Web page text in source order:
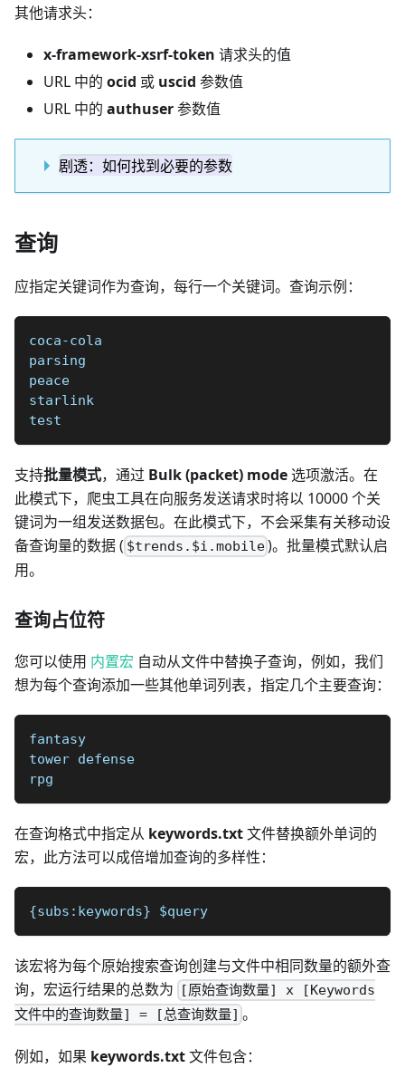
其他请求头：
x-framework-xsrf-token 请求头的值
URL 中的 ocid 或 uscid 参数值
URL 中的 authuser参数值
剧透：如何找到必要的参数
查询
应指定关键词作为查询，每行一个关键词。查询示例：
coca-cola
parsing
peace
starlink
test
支持批量模式，通过 Bulk (packet) mode选项激活。在
此模式下，爬虫工具在向服务发送请求时将以 10000 个关
键词为一组发送数据包。在此模式下，不会采集有关移动设
备查询量的数据 ( $trends.$i.mobile)。批量模式默认启
用。
查询占位符
您可以使用 内置宏 自动从文件中替换子查询，例如，我们
想为每个查询添加一些其他单词列表，指定几个主要查询：
fantasy
tower defense
rpg
在查询格式中指定从 keywords.txt文件替换额外单词的
宏，此方法可以成倍增加查询的多样性：
{subs:keywords} $query
该宏将为每个原始搜索查询创建与文件中相同数量的额外查
询，宏运行结果的总数为
[原始查询数量] x [Keywords
文件中的查询数量] = [总查询数量] 。
例如，如果 keywords.txt文件包含：